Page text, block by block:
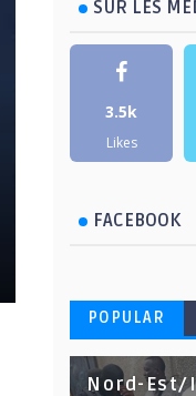
SUR LES
3.5k
Likes
FACEBOOK
POPULAR
Nord-Est/